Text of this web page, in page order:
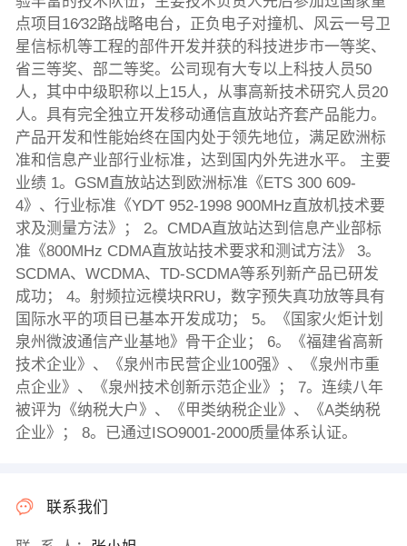
点项目16∕32路战略电台，正负电子对撞机、风云一号卫
星信标机等工程的部件开发并获的科技进步市一等奖、
省三等奖、部二等奖。公司现有大专以上科技人员50
人，其中中级职称以上15人，从事高新技术研究人员20
人。具有完全独立开发移动通信直放站齐套产品能力。
产品开发和性能始终在国内处于领先地位，满足欧洲标
准和信息产业部行业标准，达到国内外先进水平。 主要
业绩 1。GSM直放站达到欧洲标准《ETS 300 609-
4》、行业标准《YD∕T 952-1998 900MHz直放机技术要
求及测量方法》； 2。CMDA直放站达到信息产业部标
准《800MHz CDMA直放站技术要求和测试方法》 3。
SCDMA、WCDMA、TD-SCDMA等系列新产品已研发
成功； 4。射频拉远模块RRU，数字预失真功放等具有
国际水平的项目已基本开发成功； 5。《国家火炬计划
泉州微波通信产业基地》骨干企业； 6。《福建省高新
技术企业》、《泉州市民营企业100强》、《泉州市重
点企业》、《泉州技术创新示范企业》； 7。连续八年
被评为《纳税大户》、《甲类纳税企业》、《A类纳税
企业》； 8。已通过ISO9001-2000质量体系认证。
联系我们